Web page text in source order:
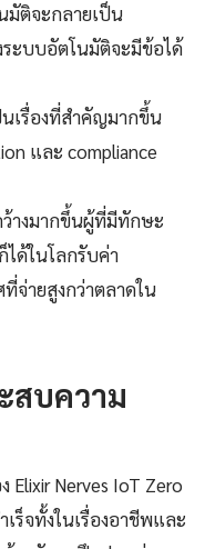
มัติจะกลายเป็น
ระบบอัตโนมัติจะมีข้อได้
เรื่องที่สำคัญมากขึ้น
และ compliance
างมากขึ้นผู้ที่มีทักษะ
ด้ในโลกรับค่า
จ่ายสูงกว่าตลาดใน
สบความ
Elixir Nerves IoT Zero
ร็จทั้งในเรื่องอาชีพและ